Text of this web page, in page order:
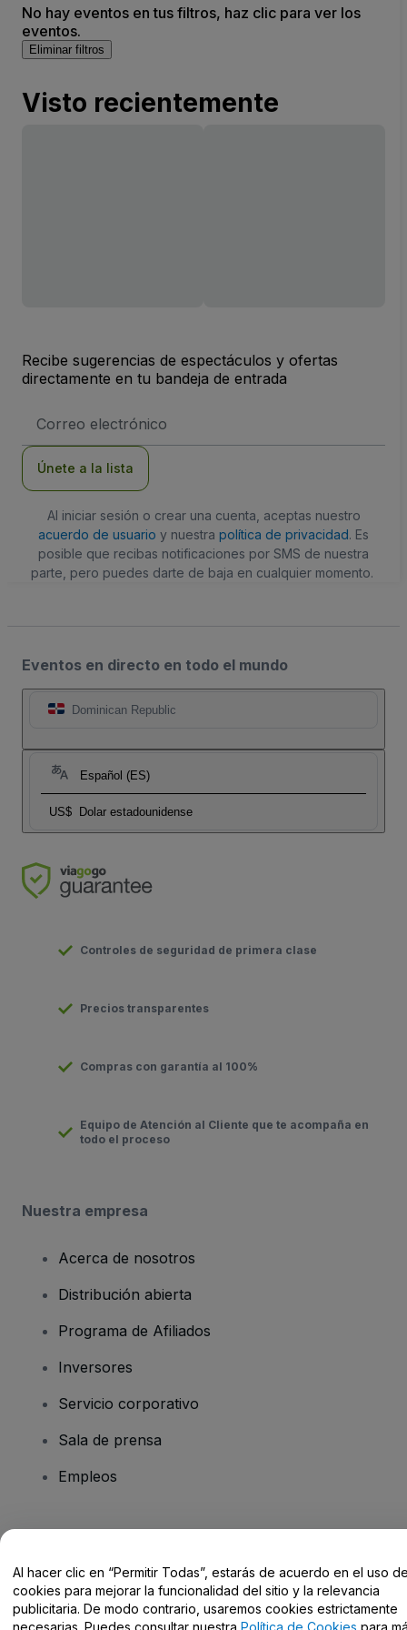
No hay eventos en tus filtros, haz clic para ver los
eventos.
Eliminar filtros
Visto recientemente
Recibe sugerencias de espectáculos y ofertas
directamente en tu bandeja de entrada
de
Únete a la lista
Al iniciar sesión o crear una cuenta, aceptas nuestro
acuerdo de usuario y nuestra política de privacidad. Es
posible que recibas notificaciones por SMS de nuestra
parte, pero puedes darte de baja en cualquier momento.
Eventos en directo en todo el mundo
Dominican Republic
Español (ES)
US$ Dolar estadounidense
Controles de seguridad de primera clase
Precios transparentes
Compras con garantía al 100%
Equipo de Atención al Cliente que te acompaña en
todo el proceso
Nuestra empresa
Acerca de nosotros
Distribución abierta
Programa de Afiliados
Inversores
Servicio corporativo
Sala de prensa
Empleos
Centro de Ayuda / Contacto
Al hacer clic en “Permitir Todas”, estarás de acuerdo en el uso
cookies para mejorar la funcionalidad del sitio y la relevancia
publicitaria. De modo contrario, usaremos cookies estrictamente
necesarias. Puedes consultar nuestra Política de Cookies para